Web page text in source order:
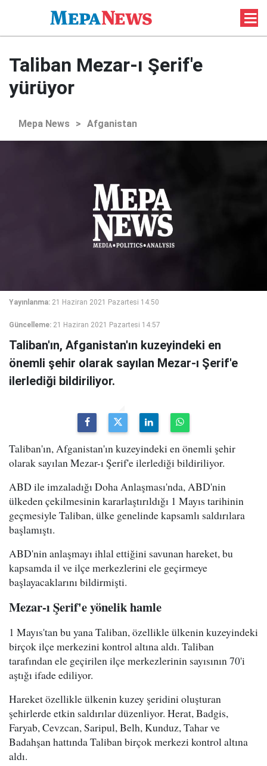
Taliban Mezar-ı Şerif'e
yürüyor
Mepa News > Afganistan
Yayınlanma: 21 Haziran 2021 Pazartesi 14:50
Güncelleme: 21 Haziran 2021 Pazartesi 14:57
Taliban'ın, Afganistan'ın kuzeyindeki en
önemli şehir olarak sayılan Mezar-ı Şerif'e
ilerlediği bildiriliyor.
Taliban'ın, Afganistan'ın kuzeyindeki en önemli şehir
olarak sayılan Mezar-ı Şerif'e ilerlediği bildiriliyor.
ABD ile imzaladığı Doha Anlaşması'nda, ABD'nin
ülkeden çekilmesinin kararlaştırıldığı 1 Mayıs tarihinin
geçmesiyle Taliban, ülke genelinde kapsamlı saldırılara
başlamıştı.
ABD'nin anlaşmayı ihlal ettiğini savunan hareket, bu
kapsamda il ve ilçe merkezlerini ele geçirmeye
başlayacaklarını bildirmişti.
Mezar-ı Şerif'e yönelik hamle
1 Mayıs'tan bu yana Taliban, özellikle ülkenin kuzeyindeki
birçok ilçe merkezini kontrol altına aldı. Taliban
tarafından ele geçirilen ilçe merkezlerinin sayısının 70'i
aştığı ifade ediliyor.
Hareket özellikle ülkenin kuzey şeridini oluşturan
şehirlerde etkin saldırılar düzenliyor. Herat, Badgis,
Faryab, Cevzcan, Saripul, Belh, Kunduz, Tahar ve
Badahşan hattında Taliban birçok merkezi kontrol altına
aldı.